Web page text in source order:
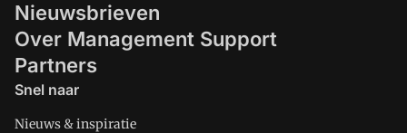
Nieuwsbrieven
Over Management Support
Partners
Snel naar
Nieuws & inspiratie